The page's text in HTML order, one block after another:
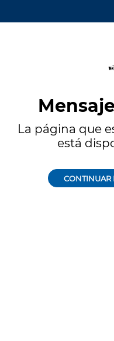
La página que
está
CONTINUAR